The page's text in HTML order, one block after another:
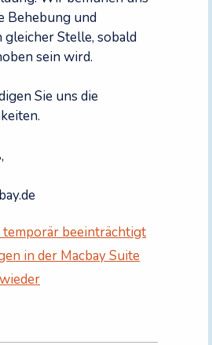
Behebung und
Stelle, sobald
sein wird.
Sie uns die
temporär beeinträchtigt
in der Macbay Suite